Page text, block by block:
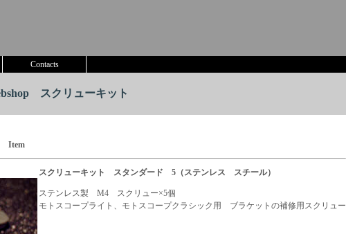
Contacts
スクリューキット
Item
スクリューキット スタンダード 5（ステンレス スチール）
ステンレス製 M4 スクリュー×5個
モトスコープライト、モトスコープクラシック用 ブラケットの補修用スクリュー